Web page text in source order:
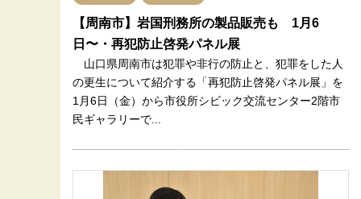
【周南市】岩国刑務所の製品販売も 1月6
日〜・再犯防止啓発パネル展
山口県周南市は犯罪や非行の防止と、犯罪をした人
の更生について紹介する「再犯防止啓発パネル展」を
1月6日（金）から市役所シビック交流センター2階市
民ギャラリーで...